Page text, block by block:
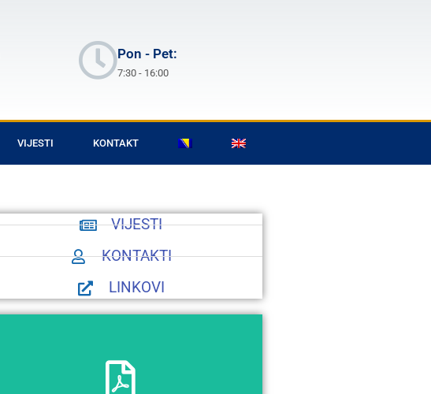
Pon - Pet:
7:30 - 16:00
VIJESTI KONTAKT
VIJESTI
KONTAKTI
LINKOVI